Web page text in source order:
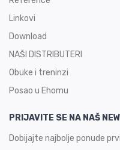
Linkovi
Download
NAŠI DISTRIBUTERI
Obuke i treninzi
Posao u Ehomu
PRIJAVITE SE NA NAŠ
Dobijajte najbolje ponude